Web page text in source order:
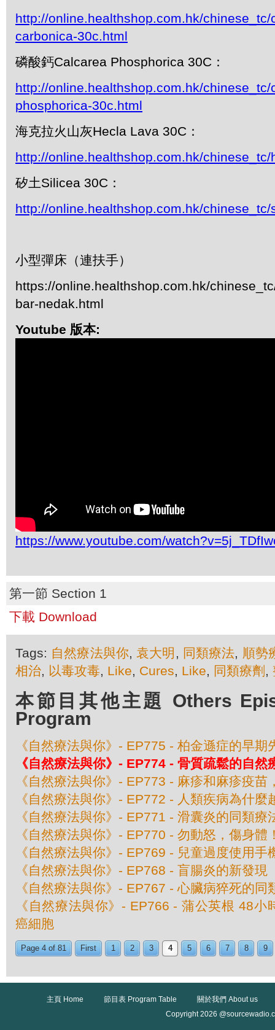
http://online.healthshop.com.hk/chinese_tc/
carbonica-30c.html
磷酸鈣Calcarea Phosphorica 30C：
http://online.healthshop.com.hk/chinese_tc/
phosphorica-30c.html
海克拉火山灰Hecla Lava 30C：
http://online.healthshop.com.hk/
矽土Silicea 30C：
http://online.healthshop.com.hk/
小型彈床（連扶手）
https://online.healthshop.com.hk/
bar-nedak.html
Youtube 版本:
https://www.youtube.com/
第一節 Section 1
下載 Download
Tags: 自然療法與你,袁大明 , 同類療法, 順勢
相治, 以毒攻毒, Like, Cures, Like, 同類療劑 ,
本節目其他主題 Others
Program
《自然療法與你》- EP775 - 柏金遜症的早期
《自然療法與你》- EP774 - 骨質疏鬆的自然
《自然療法與你》- EP773 - 麻疹和麻疹疫苗
《自然療法與你》- EP772 - 人類疾病為什麼
《自然療法與你》- EP771 - 滑囊炎的同類療
《自然療法與你》- EP770 - 勿動怒，傷身體
《自然療法與你》- EP769 - 兒童過度使用手
《自然療法與你》- EP768 - 盲腸炎的新發現
《自然療法與你》- EP767 - 心臟病猝死的同
《自然療法與你》- EP766 - 蒲公英根 48小
癌細胞
Page 4 of 81 First 1 2 3 4 5 6 7 8 9
主頁 Home 節目表 Program Table
關於我們 About us
Copyright 2026